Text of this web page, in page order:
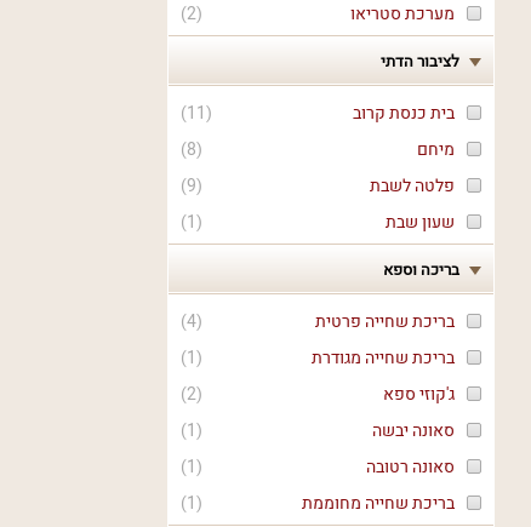
(
2
) מערכת סטריאו
לציבור הדתי
(
11
)
בית כנסת קרוב
(
8
)
מיחם
(
9
)
פלטה לשבת
(
1
) שעון שבת
בריכה וספא
(
4
)
בריכת שחייה פרטית
(
1
)
בריכת שחייה מגודרת
(
2
)
ג'קוזי ספא
(
1
)
סאונה יבשה
(
1
)
סאונה רטובה
(
1
) בריכת שחייה מחוממת